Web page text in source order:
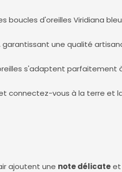
boucles d'oreilles Viridiana
garantissant une qualité
s'adaptent parfaitement
connectez-vous à la terre et
ajoutent une note délicateet